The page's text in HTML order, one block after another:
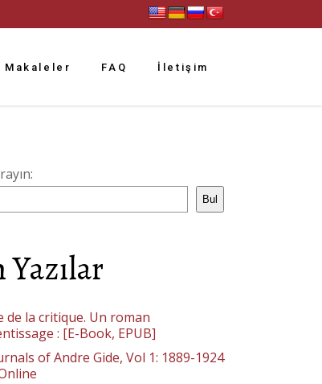
Makaleler FAQ İletişim
Bul
Yazılar
de la critique. Un roman
: [E-Book, EPUB]
of Andre Gide, Vol 1: 1889-1924